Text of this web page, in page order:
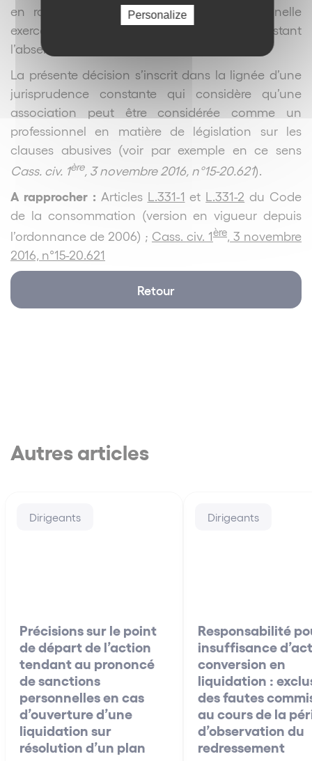
en rapport direct avec l’activité professionnelle
exercée par l’association, et ce nonobstant
l’absence de but lucratif.
La présente décision s’inscrit dans la lignée d’une
jurisprudence constante qui considère qu’une
association peut être considérée comme un
professionnel en matière de législation sur les
clauses abusives (voir par exemple en ce sens
Cass. civ. 1ère, 3 novembre 2016, n°15-20.621).
A rapprocher : Articles L.331-1 et L.331-2 du Code
de la consommation (version en vigueur depuis
l’ordonnance de 2006) ; Cass. civ. 1ère , 3 novembre
2016, n°15-20.621
Retour
Autres articles
Dirigeants
Précisions sur le point
de départ de l’action
tendant au prononcé
de sanctions
personnelles en cas
d’ouverture d’une
liquidation sur
résolution d’un plan
Dirigeants
Responsabilité
insuffisance
conversion en
liquidation :
des fautes
au cours de la
d’observation du
redressement
Personalize